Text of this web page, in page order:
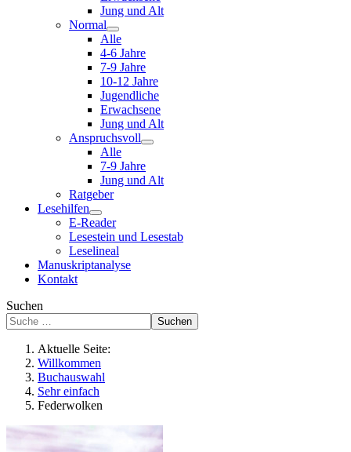
Jung und Alt
Normal
Alle
4-6 Jahre
7-9 Jahre
10-12 Jahre
Jugendliche
Erwachsene
Jung und Alt
Anspruchsvoll
Alle
7-9 Jahre
Jung und Alt
Ratgeber
Lesehilfen
E-Reader
Lesestein und Lesestab
Leselineal
Manuskriptanalyse
Kontakt
Suchen
Suchen
Aktuelle Seite:
Willkommen
Buchauswahl
Sehr einfach
Federwolken